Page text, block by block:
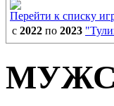
Перейти к списку
с 2022 по 2023